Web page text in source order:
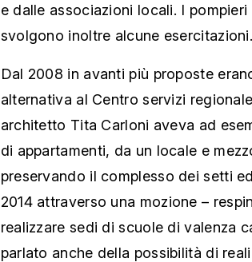
e dalle associazioni locali. I
svolgono inoltre alcune esercitazioni.
Dal 2008 in avanti più proposte
alternativa al Centro servizi
architetto Tita Carloni aveva ad
di appartamenti, da un locale e
preservando il complesso dei setti
2014 attraverso una mozione –
realizzare sedi di scuole di valenza
parlato anche della possibilità di